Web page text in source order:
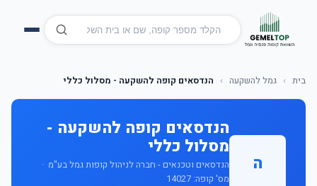
בית › גמל להשקעה › הנדסאים קופה להשקעה - מסלול כללי
ה
הנדסאים קופה להשקעה -
מסלול כללי
הנדסאים וטכנאים - חברה לניהול קופות גמל בע"מ ·
מס' קופה: 14027